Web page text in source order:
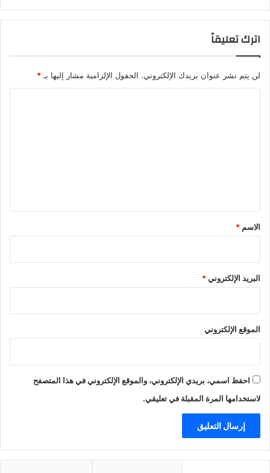
اترك تعليقاً
لن يتم نشر عنوان بريدك الإلكتروني. الحقول الإلزامية مشار إليها بـ *
*
الاسم *
البريد الإلكتروني*
الموقع الإلكتروني
احفظ اسمي، بريدي الإلكتروني، والموقع الإلكتروني في هذا المتصفح
لاستخدامها المرة المقبلة في تعليقي.